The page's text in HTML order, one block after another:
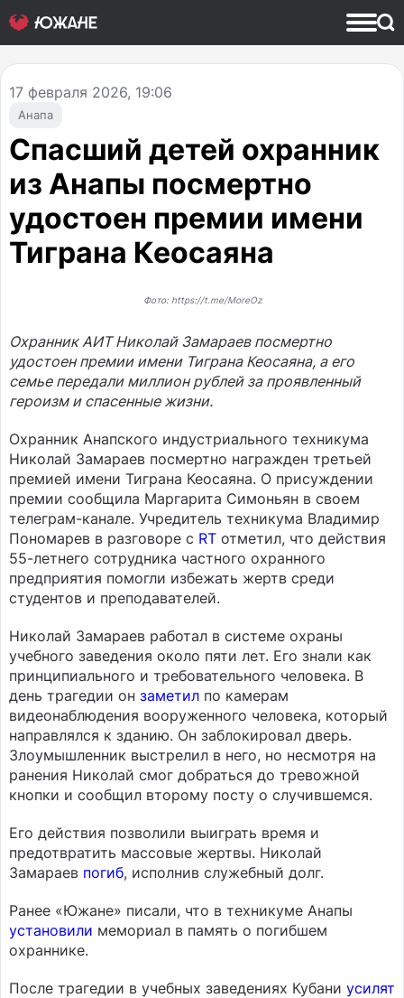
Анапа
17 февраля 2026, 19:06
Спасший детей охранник
из Анапы посмертно
удостоен премии имени
Тиграна Кеосаяна
Фото: https://t.me/MoreOz
Охранник АИТ Николай Замараев посмертно
удостоен премии имени Тиграна Кеосаяна, а его
семье передали миллион рублей за проявленный
героизм и спасенные жизни.
Охранник Анапского индустриального техникума
Николай Замараев посмертно награжден третьей
премией имени Тиграна Кеосаяна. О присуждении
премии сообщила Маргарита Симоньян в своем
телеграм-канале. Учредитель техникума Владимир
Пономарев в разговоре с RT отметил, что действия
55-летнего сотрудника частного охранного
предприятия помогли избежать жертв среди
студентов и преподавателей.
Николай Замараев работал в системе охраны
учебного заведения около пяти лет. Его знали как
принципиального и требовательного человека. В
день трагедии он заметил по камерам
видеонаблюдения вооруженного человека, который
направлялся к зданию. Он заблокировал дверь.
Злоумышленник выстрелил в него, но несмотря на
ранения Николай смог добраться до тревожной
кнопки и сообщил второму посту о случившемся.
Его действия позволили выиграть время и
предотвратить массовые жертвы. Николай
Замараев погиб, исполнив служебный долг.
Ранее «Южане» писали, что в техникуме Анапы
установили мемориал в память о погибшем
охраннике.
После трагедии в учебных заведениях Кубани усилят